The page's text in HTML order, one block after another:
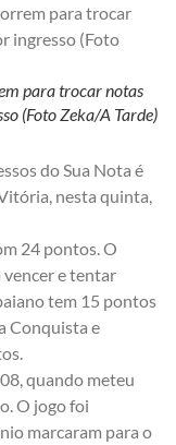
para trocar notas
(Foto Zeka/A Tarde)
do Sua Nota é
nesta quinta,
24 pontos. O
vencer e tentar
tem 15 pontos
Conquista e
quando meteu
O jogo foi
marcaram para o